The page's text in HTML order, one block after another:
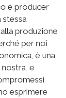
e producer
stessa
produzione
per noi
è una
nostra, e
esprimere